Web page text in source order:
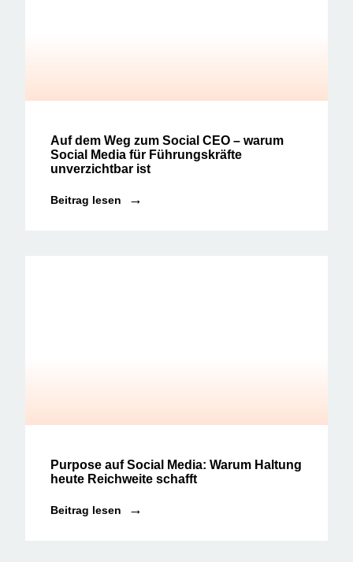
Auf dem Weg zum Social CEO – warum
Social Media für Führungskräfte
unverzichtbar ist
Beitrag lesen
Purpose auf Social Media: Warum Haltung
heute Reichweite schafft
Beitrag lesen